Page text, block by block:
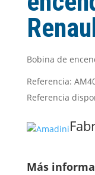
Bobina de
Referencia:
Referencia
Más